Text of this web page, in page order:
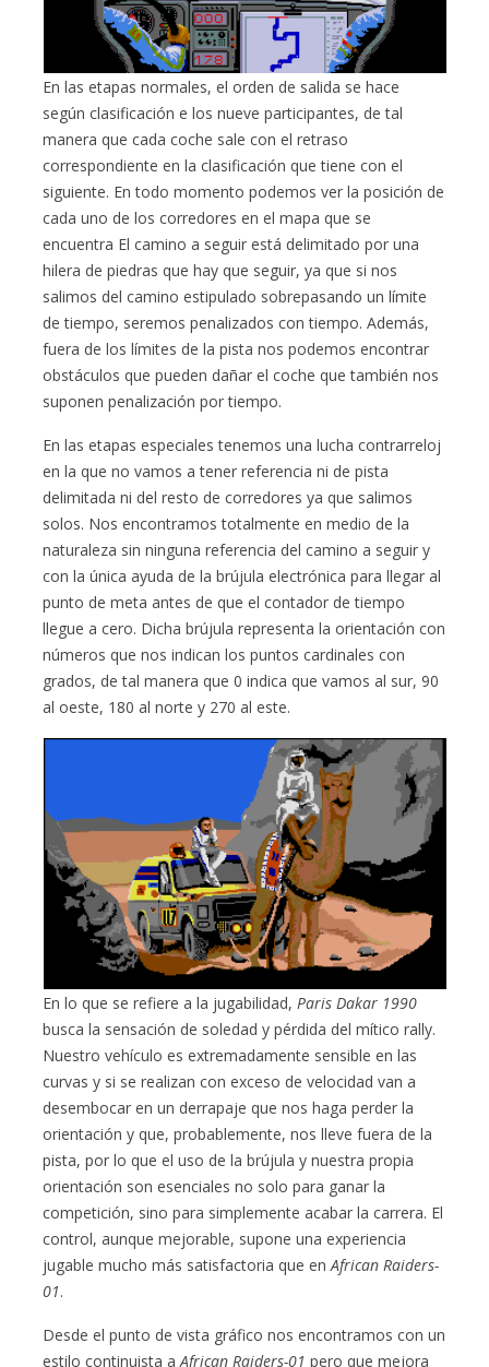
En las etapas normales, el orden de salida se hace
según clasificación e los nueve participantes, de tal
manera que cada coche sale con el retraso
correspondiente en la clasificación que tiene con el
siguiente. En todo momento podemos ver la posición de
cada uno de los corredores en el mapa que se
encuentra El camino a seguir está delimitado por una
hilera de piedras que hay que seguir, ya que si nos
salimos del camino estipulado sobrepasando un límite
de tiempo, seremos penalizados con tiempo. Además,
fuera de los límites de la pista nos podemos encontrar
obstáculos que pueden dañar el coche que también nos
suponen penalización por tiempo.
En las etapas especiales tenemos una lucha contrarreloj
en la que no vamos a tener referencia ni de pista
delimitada ni del resto de corredores ya que salimos
solos. Nos encontramos totalmente en medio de la
naturaleza sin ninguna referencia del camino a seguir y
con la única ayuda de la brújula electrónica para llegar al
punto de meta antes de que el contador de tiempo
llegue a cero. Dicha brújula representa la orientación con
números que nos indican los puntos cardinales con
grados, de tal manera que 0 indica que vamos al sur, 90
al oeste, 180 al norte y 270 al este.
En lo que se refiere a la jugabilidad, Paris Dakar 1990
busca la sensación de soledad y pérdida del mítico rally.
Nuestro vehículo es extremadamente sensible en las
curvas y si se realizan con exceso de velocidad van a
desembocar en un derrapaje que nos haga perder la
orientación y que, probablemente, nos lleve fuera de la
pista, por lo que el uso de la brújula y nuestra propia
orientación son esenciales no solo para ganar la
competición, sino para simplemente acabar la carrera. El
control, aunque mejorable, supone una experiencia
jugable mucho más satisfactoria que enAfrican Raiders-
01.
Desde el punto de vista gráfico nos encontramos con un
estilo continuista aAfrican Raiders-01 pero que mejora